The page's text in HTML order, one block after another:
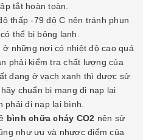
tắt hoàn toàn.
thấp -79 độ C nên tránh phun
thể bị bỏng lạnh.
những nơi có nhiệt độ cao quá
phải kiểm tra chất lượng của
đang ở vạch xanh thì được sử
chuẩn bị mang đi nạp lại
phải đi nạp lại bình.
bình chữa cháy CO2 nên sử
như ưu và nhược điểm của